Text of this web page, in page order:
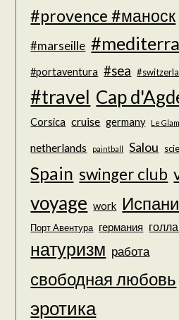
#provence #маноск
#marseille
#portaventura #sea
#travel Cap
Corsica cruise germany Le
netherlands paintball Salou
Spain swinger club
voyage work
Порт Авентура германия
натуризм работа
свободная любовь
эротика